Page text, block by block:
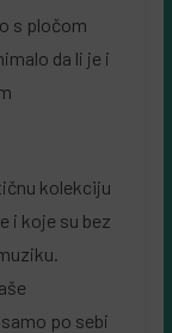
s pločom
da li je i
kolekciju
i koje su bez
po sebi